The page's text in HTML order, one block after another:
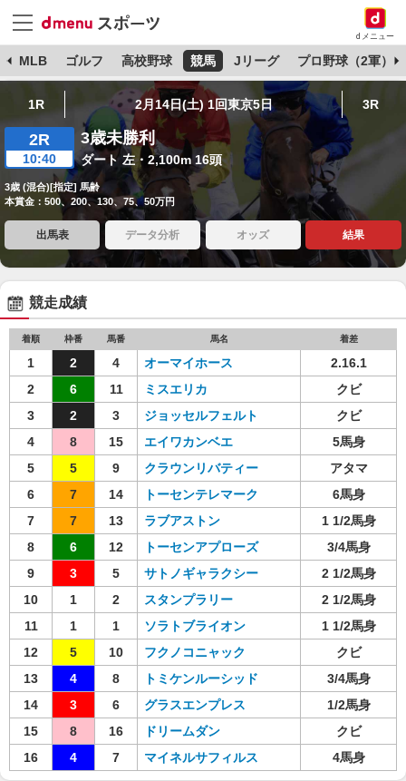
dメニュー
MLB ゴルフ 高校野球 競馬 Jリーグ プロ野球（2軍）
1R 2月14日(土) 1回東京5日 3R
2R
10:40
3歳未勝利
ダート 左・2,100m 16頭
3歳 (混合)[指定] 馬齢
本賞金：500、200、130、75、50万円
出馬表 データ分析 オッズ 結果
競走成績
着順 枠番 馬番 馬名 着差
1 2 4 オーマイホース
2.16.1
2
6 11 ミスエリカ
クビ
3
2 3 ジョッセルフェルト
クビ
4
8 15 エイワカンベエ
5馬身
5
5 9 クラウンリバティー
アタマ
6
7 14 トーセンテレマーク
6馬身
7
7 13 ラブアストン
1 1/2馬身
8
6 12 トーセンアプローズ
3/4馬身
9
3 5 サトノギャラクシー
2 1/2馬身
10
1 2 スタンプラリー
2 1/2馬身
11
1 1 ソラトブライオン
1 1/2馬身
12
5 10 フクノコニャック
クビ
13
4 8 トミケンルーシッド
3/4馬身
14
3 6 グラスエンプレス
1/2馬身
15
8 16 ドリームダン
クビ
16
4 7 マイネルサフィルス 4馬身